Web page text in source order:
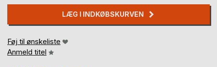
LÆG I INDKØBSKURVEN
Føj til ønskeliste
Anmeld titel